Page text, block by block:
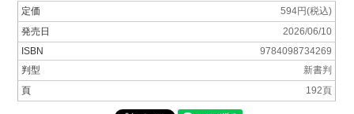
定価
594円(税込)
発売日
2026/06/10
ISBN
9784098734269
判型
新書判
頁
192頁